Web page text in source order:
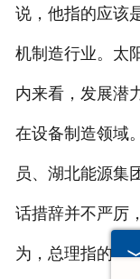
说，他指的应该
机制造行业。太
内来看，发展潜
在设备制造领
员、湖北能源集
话措辞并不严厉
为，总理指的可